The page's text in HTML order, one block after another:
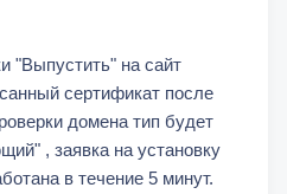
"Выпустить" на сайт
сертификат после
домена тип будет
, заявка на установку
в течение 5 минут.